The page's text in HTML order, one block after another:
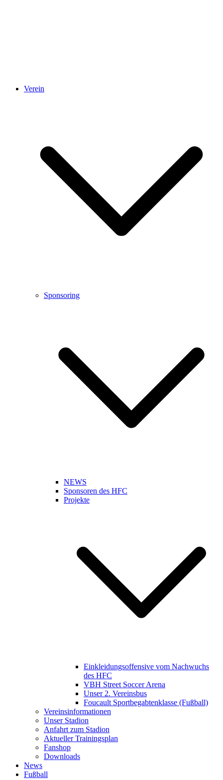
Verein
Sponsoring
NEWS
Sponsoren des HFC
Projekte
Einkleidungsoffensive vom Nachwuchs
des HFC
VBH Street Soccer Arena
Unser 2. Vereinsbus
Foucault Sportbegabtenklasse (Fußball)
Vereinsinformationen
Unser Stadion
Anfahrt zum Stadion
Aktueller Trainingsplan
Fanshop
Downloads
News
Fußball